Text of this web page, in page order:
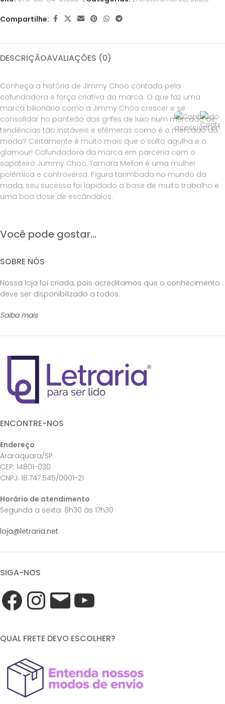
Compartilhe:
DESCRIÇÃOAVALIAÇÕES (0)
Conheça a história de Jimmy Choo contada pela
cofundadora e força criativa da marca. O que faz uma
marca bilionária como a Jimmy Choo crescer e se
consolidar no panteão das grifes de luxo num mercado de
tendências tão instáveis e efêmeras como é o mercado da
moda? Certamente é muito mais que o salto agulha e o
glamour! Cofundadora da marca em parceria com o
sapateiro Jummy Choo, Tamara Mellon é uma mulher
polêmica e controversa. Figura tarimbada no mundo da
moda, seu sucesso foi lapidado a base de muito trabalho e
uma boa dose de escândalos.
Você pode gostar...
SOBRE NÓS
Nossa loja foi criada, pois acreditamos que o conhecimento
deve ser disponibilizado a todos.
Saiba mais
ENCONTRE-NOS
Endereço
Araraquara/SP
CEP: 14801-030
CNPJ: 18.747.545/0001-21
Horário de atendimento
Segunda a sexta: 8h30 às 17h30
loja@letraria.net
SIGA-NOS
QUAL FRETE DEVO ESCOLHER?